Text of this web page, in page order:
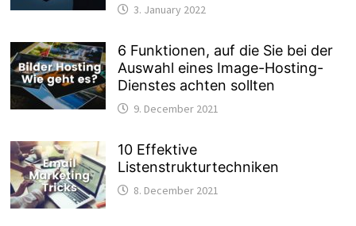
3. January 2022
6 Funktionen, auf die Sie bei der
Auswahl eines Image-Hosting-
Dienstes achten sollten
9. December 2021
10 Effektive
Listenstrukturtechniken
8. December 2021